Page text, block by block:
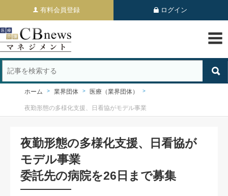
有料会員登録 ログイン
ホーム 業界団体 医療（業界団体）
夜勤形態の多様化支援、日看協がモデル事業
夜勤形態の多様化支援、日看協が
モデル事業
委託先の病院を26日まで募集